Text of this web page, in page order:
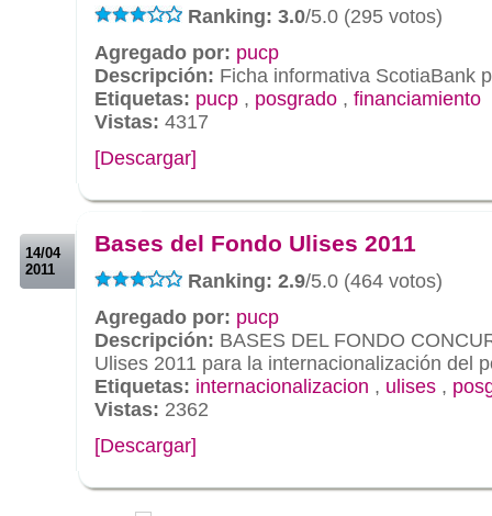
Ranking: 3.0/5.0 (295 votos)
Agregado por: pucp
Descripción: Ficha informativa ScotiaBank
Etiquetas: pucp , posgrado , financiamiento
Vistas: 4317
[Descargar]
14/04
2011
Bases del Fondo Ulises 2011
Ranking: 2.9/5.0 (464 votos)
Agregado por: pucp
Descripción: BASES DEL FONDO
Ulises 2011 para la internacionalización del
Etiquetas: internacionalizacion , ulises ,
Vistas: 2362
[Descargar]